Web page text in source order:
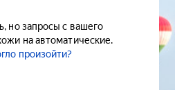
но запросы с вашего
на автоматические.
произойти?